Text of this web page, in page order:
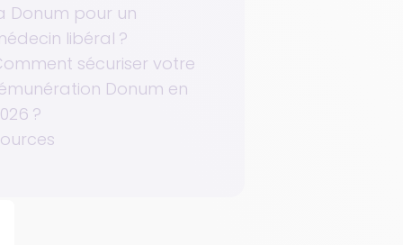
Donum pour un
libéral ?
sécuriser votre
Donum en
?